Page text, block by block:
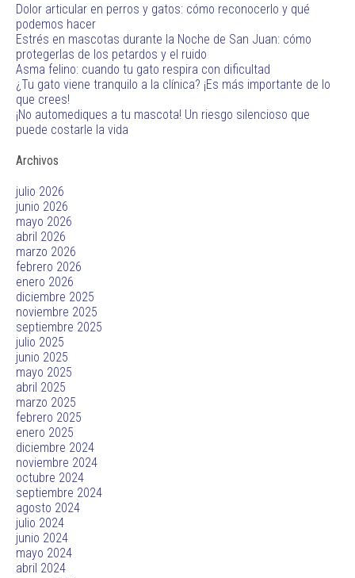
Dolor articular en perros y gatos: cómo reconocerlo y qué
podemos hacer
Estrés en mascotas durante la Noche de San Juan: cómo
protegerlas de los petardos y el ruido
Asma felino: cuando tu gato respira con dificultad
¿Tu gato viene tranquilo a la clínica? ¡Es más importante de lo
que crees!
¡No automediques a tu mascota! Un riesgo silencioso que
puede costarle la vida
Archivos
julio 2026
junio 2026
mayo 2026
abril 2026
marzo 2026
febrero 2026
enero 2026
diciembre 2025
noviembre 2025
septiembre 2025
julio 2025
junio 2025
mayo 2025
abril 2025
marzo 2025
febrero 2025
enero 2025
diciembre 2024
noviembre 2024
octubre 2024
septiembre 2024
agosto 2024
julio 2024
junio 2024
mayo 2024
abril 2024